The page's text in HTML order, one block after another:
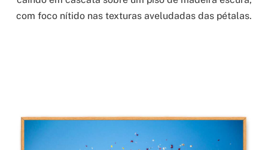
com foco nítido nas texturas aveludadas das pétalas.